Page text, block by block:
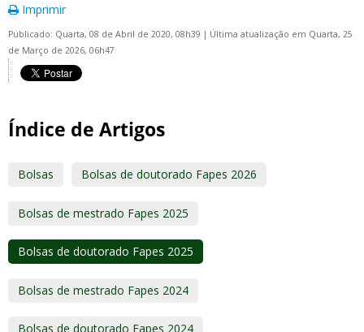
Imprimir
Publicado: Quarta, 08 de Abril de 2020, 08h39 | Última atualização em Quarta, 25
de Março de 2026, 06h47
Índice de Artigos
Bolsas Bolsas de doutorado Fapes 2026
Bolsas de mestrado Fapes 2025
Bolsas de doutorado Fapes 2025
Bolsas de mestrado Fapes 2024
Bolsas de doutorado Fapes 2024